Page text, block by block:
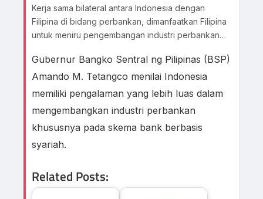
Kerja sama bilateral antara Indonesia dengan
Filipina di bidang perbankan, dimanfaatkan Filipina
untuk meniru pengembangan industri perbankan
Indonesia.
Gubernur Bangko Sentral ng Pilipinas (BSP)
Amando M. Tetangco menilai Indonesia
memiliki pengalaman yang lebih luas dalam
mengembangkan industri perbankan
khususnya pada skema bank berbasis
syariah.
Related Posts: